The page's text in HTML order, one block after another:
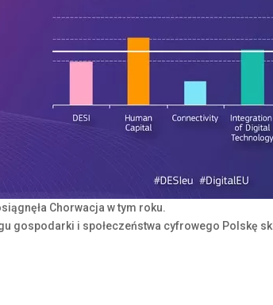
Chorwacja w tym roku.
gospodarki i społeczeństwa cyfrowego Polskę